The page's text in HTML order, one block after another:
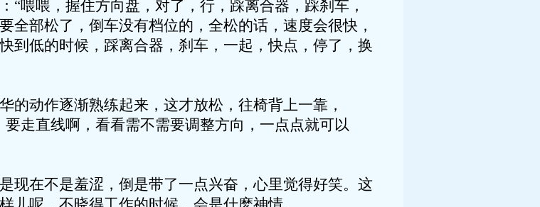
喂，握住方向盘，对了，行，踩离合器，踩刹车，
全部松了，倒车没有档位的，全松的话，速度会很快，
到低的时候，踩离合器，刹车，一起，快点，停了，换
动作逐渐熟练起来，这才放松，往椅背上一靠，
走直线啊，看看需不需要调整方向，一点点就可以
在不是羞涩，倒是带了一点兴奋，心里觉得好笑。这